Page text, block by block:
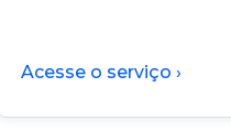
Acesse o serviço ›